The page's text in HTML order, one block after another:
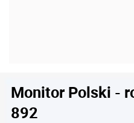
Monitor Polski -
892